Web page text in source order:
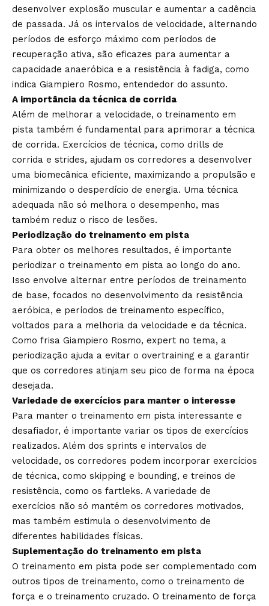
desenvolver explosão muscular e aumentar a cadência
de passada. Já os intervalos de velocidade, alternando
períodos de esforço máximo com períodos de
recuperação ativa, são eficazes para aumentar a
capacidade anaeróbica e a resistência à fadiga, como
indica Giampiero Rosmo, entendedor do assunto.
A importância da técnica de corrida
Além de melhorar a velocidade, o treinamento em
pista também é fundamental para aprimorar a técnica
de corrida. Exercícios de técnica, como drills de
corrida e strides, ajudam os corredores a desenvolver
uma biomecânica eficiente, maximizando a propulsão e
minimizando o desperdício de energia. Uma técnica
adequada não só melhora o desempenho, mas
também reduz o risco de lesões.
Periodização do treinamento em pista
Para obter os melhores resultados, é importante
periodizar o treinamento em pista ao longo do ano.
Isso envolve alternar entre períodos de treinamento
de base, focados no desenvolvimento da resistência
aeróbica, e períodos de treinamento específico,
voltados para a melhoria da velocidade e da técnica.
Como frisa Giampiero Rosmo, expert no tema, a
periodização ajuda a evitar o overtraining e a garantir
que os corredores atinjam seu pico de forma na época
desejada.
Variedade de exercícios para manter o interesse
Para manter o treinamento em pista interessante e
desafiador, é importante variar os tipos de exercícios
realizados. Além dos sprints e intervalos de
velocidade, os corredores podem incorporar exercícios
de técnica, como skipping e bounding, e treinos de
resistência, como os fartleks. A variedade de
exercícios não só mantém os corredores motivados,
mas também estimula o desenvolvimento de
diferentes habilidades físicas.
Suplementação do treinamento em pista
O treinamento em pista pode ser complementado com
outros tipos de treinamento, como o treinamento de
força e o treinamento cruzado. O treinamento de força